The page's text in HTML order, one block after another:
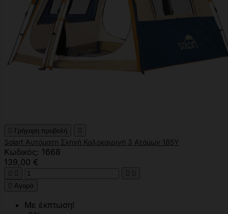
 Γρήγορη προβολή 
Solart Αυτόματη Σκηνή Καλοκαιρινή 3 Ατόμων 185Υ
Κωδικός: 1668
139,00 €
   
 Αγορά
Με έκπτωση!